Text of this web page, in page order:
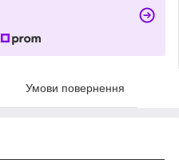
Умови повернення